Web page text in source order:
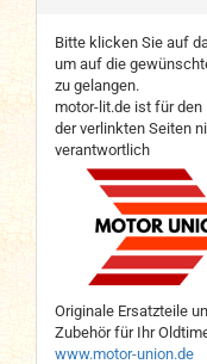
Bitte klicken Sie auf
um auf die
zu gelangen.
motor-lit.de ist für den
der verlinkten Seiten
verantwortlich
Originale Ersatzteile
Zubehör für Ihr
www.motor-union.de